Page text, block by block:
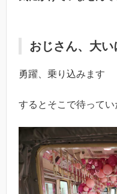
おじさん、大い
勇躍、乗り込みます
するとそこで待ってい